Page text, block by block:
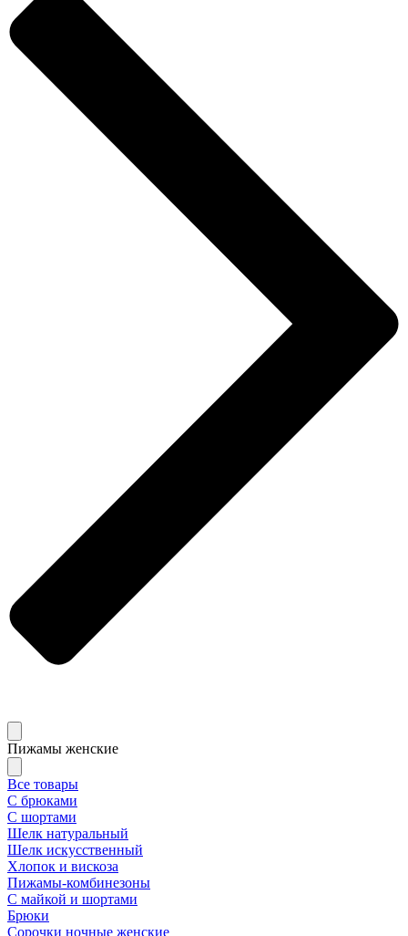
Пижамы женские
Все товары
С брюками
С шортами
Шелк натуральный
Шелк искусственный
Хлопок и вискоза
Пижамы-комбинезоны
С майкой и шортами
Брюки
Сорочки ночные женские